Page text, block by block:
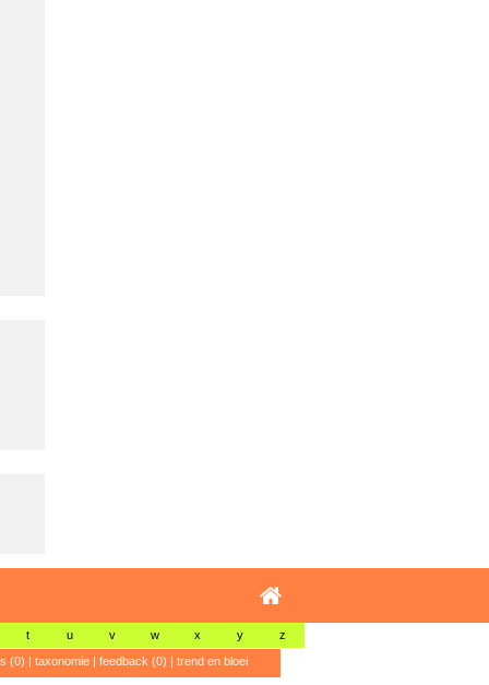
t u v w x y z
(0) | taxonomie| feedback (0) | trend en bloei